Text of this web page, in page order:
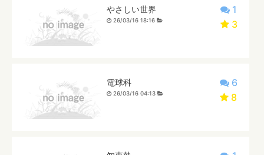
1
3
やさしい世界
26/03/16 18:16
6
8
電球科
26/03/16 04:13